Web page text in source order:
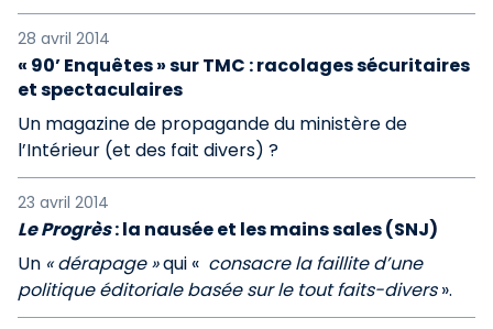
28 avril 2014
« 90’ Enquêtes » sur TMC : racolages sécuritaires
et spectaculaires
Un magazine de propagande du ministère de
l’Intérieur (et des fait divers) ?
23 avril 2014
Le Progrès: la nausée et les mains sales (SNJ)
Un « dérapage »qui « consacre la faillite d’une
politique éditoriale basée sur le tout faits-divers».